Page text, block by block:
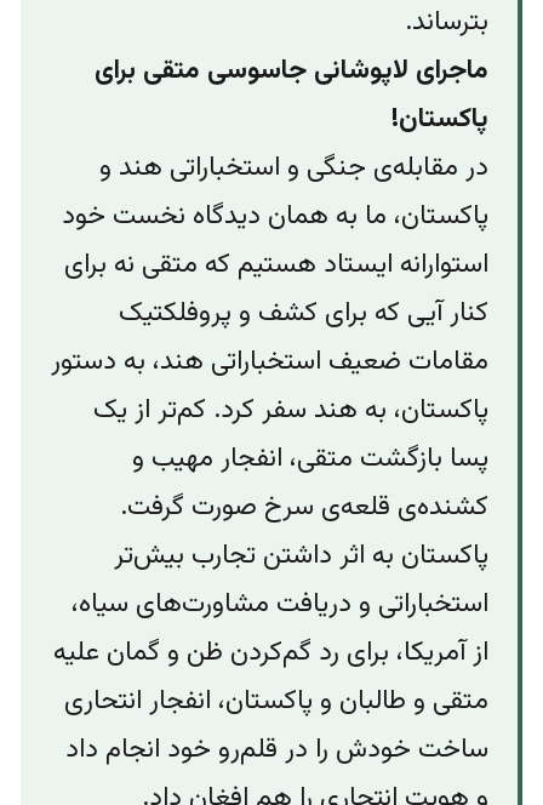
بترساند.
ماجرای لاپوشانی جاسوسی متقی برای
پاکستان!
در مقابله‌ی جنگی و استخباراتی هند و
پاکستان، ما به همان دیدگاه نخست خود
استوارانه ایستاد هستیم که متقی نه برای
کنار آیی که برای کشف و پروفلکتیک
مقامات ضعیف استخباراتی هند، به دستور
پاکستان، به هند سفر کرد. کم‌تر از یک
پسا بازگشت متقی، انفجار مهیب و
کشنده‌ی قلعه‌ی سرخ صورت گرفت.
پاکستان به اثر داشتن تجارب بیش‌تر
استخباراتی و دریافت مشاورت‌های سیاه،
از آمریکا، برای رد گم‌کردن ظن و‌ گمان علیه
متقی و طالبان و پاکستان، انفجار انتحاری
ساخت خودش را در قلم‌رو خود انجام داد